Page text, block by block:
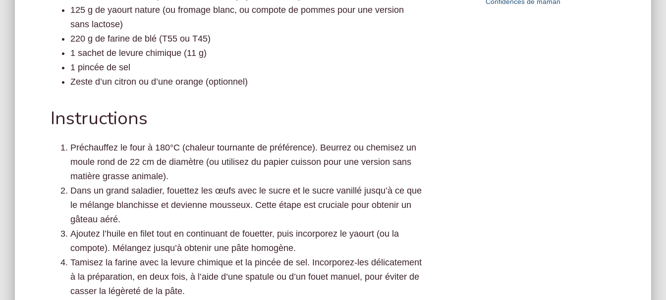
125 g de yaourt nature (ou fromage blanc, ou compote de pommes pour une version
sans lactose)
220 g de farine de blé (T55 ou T45)
1 sachet de levure chimique (11 g)
1 pincée de sel
Zeste d’un citron ou d’une orange (optionnel)
Instructions
Préchauffez le four à 180°C (chaleur tournante de préférence). Beurrez ou chemisez un
moule rond de 22 cm de diamètre (ou utilisez du papier cuisson pour une version sans
matière grasse animale).
Dans un grand saladier, fouettez les œufs avec le sucre et le sucre vanillé jusqu’à ce que
le mélange blanchisse et devienne mousseux. Cette étape est cruciale pour obtenir un
gâteau aéré.
Ajoutez l’huile en filet tout en continuant de fouetter, puis incorporez le yaourt (ou la
compote). Mélangez jusqu’à obtenir une pâte homogène.
Tamisez la farine avec la levure chimique et la pincée de sel. Incorporez-les délicatement
à la préparation, en deux fois, à l’aide d’une spatule ou d’un fouet manuel, pour éviter de
casser la légèreté de la pâte.